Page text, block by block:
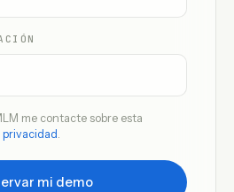
me contacte sobre esta
privacidad.
mi demo